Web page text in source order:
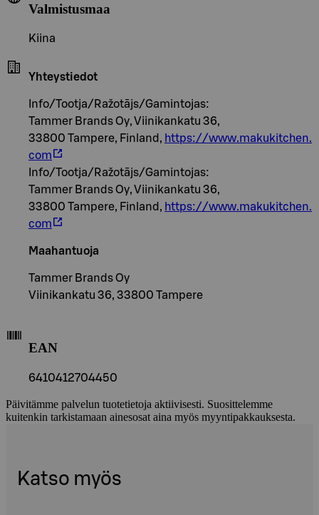
Valmistusmaa
Kiina
Yhteystiedot
Info/Tootja/Ražotājs/Gamintojas:
Tammer Brands Oy, Viinikankatu 36,
33800 Tampere, Finland, https://www.makukitchen.
com
Info/Tootja/Ražotājs/Gamintojas:
Tammer Brands Oy, Viinikankatu 36,
33800 Tampere, Finland, https://www.makukitchen.
com
Maahantuoja
Tammer Brands Oy
Viinikankatu 36, 33800 Tampere
EAN
6410412704450
Päivitämme palvelun tuotetietoja aktiivisesti. Suosittelemme
kuitenkin tarkistamaan ainesosat aina myös myyntipakkauksesta.
Katso myös